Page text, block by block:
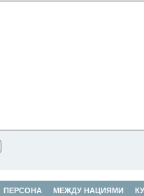
ПЕРСОНА МЕЖДУ НАЦИЯМИ